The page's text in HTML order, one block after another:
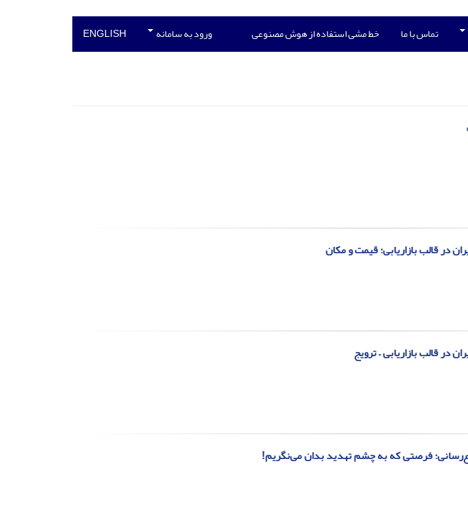
تماس با ما خط مشی استفاده از هوش مصنوعی ورود به سامانه ENGLISH
در قالب بازاریابی: قیمت و مکان
در قالب بازاریابی – ترویج
فرصتی که به چشم تهدید بدان می‌نگریم!